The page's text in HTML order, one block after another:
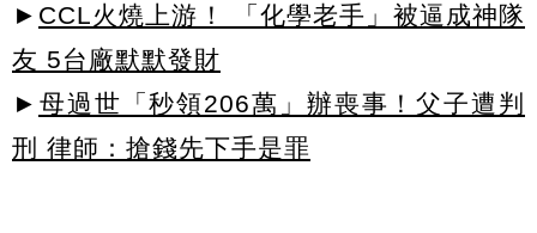
► CCL火燒上游！ 「化學老手」被逼成神隊
友 5台廠默默發財
► 母過世「秒領206萬」辦喪事！父子遭判
刑 律師：搶錢先下手是罪